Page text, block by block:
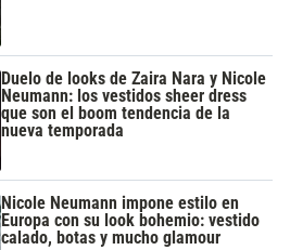
Duelo de looks de Zaira Nara y Nicole
Neumann: los vestidos sheer dress
que son el boom tendencia de la
nueva temporada
Nicole Neumann impone estilo en
Europa con su look bohemio: vestido
calado, botas y mucho glamour